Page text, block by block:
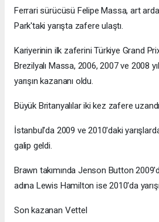
Ferrari sürücüsü Felipe Massa, art
Park'taki yarışta zafere ulaştı.
Kariyerinin ilk zaferini Türkiye Grand
Brezilyalı Massa, 2006, 2007 ve 2008
yarışın kazananı oldu.
Büyük Britanyalılar iki kez zafere uzandı
İstanbul'da 2009 ve 2010'daki
galip geldi.
Brawn takımında Jenson Button
adına Lewis Hamilton ise 2010'da
Son kazanan Vettel